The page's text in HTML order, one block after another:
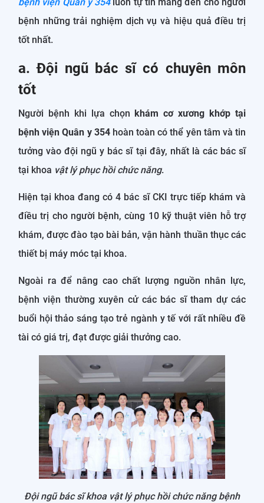
bệnh những trải nghiệm dịch vụ và hiệu quả điều trị
tốt nhất.
a. Đội ngũ bác sĩ có chuyên môn
tốt
Người bệnh khi lựa chọnkhám cơ xương khớp tại
bệnh viện Quân y 354hoàn toàn có thể yên tâm và tin
tưởng vào đội ngũ y bác sĩ tại đây, nhất là các bác sĩ
tại khoa vật lý phục hồi chức năng.
Hiện tại khoa đang có 4 bác sĩ CKI trực tiếp khám và
điều trị cho người bệnh, cùng 10 kỹ thuật viên hỗ trợ
khám, được đào tạo bài bản, vận hành thuần thục các
thiết bị máy móc tại khoa.
Ngoài ra để nâng cao chất lượng nguồn nhân lực,
bệnh viện thường xuyên cử các bác sĩ tham dự các
buổi hội thảo sáng tạo trẻ ngành y tế với rất nhiều đề
tài có giá trị, đạt được giải thưởng cao.
Đội ngũ bác sĩ khoa vật lý phục hồi chức năng bệnh